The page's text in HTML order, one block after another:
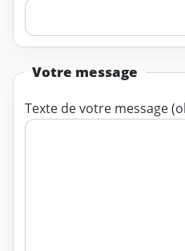
Votre message